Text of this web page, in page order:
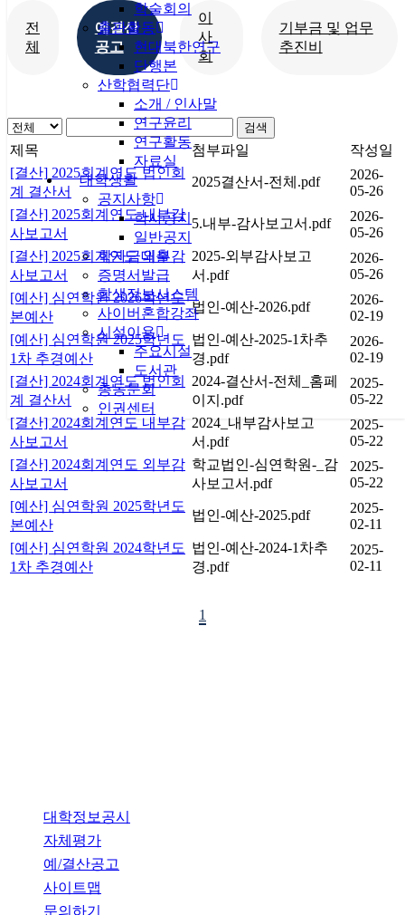
학술회의
출판활동
현대북한연구
단행본
산학협력단
소개 / 인사말
연구윤리
연구활동
자료실
대학생활
공지사항
학사공지
일반공지
학자금대출
증명서발급
학생정보시스템
사이버혼합강좌
시설이용
주요시설
도서관
총동문회
인권센터
전
체
예결산
공고
이
사
회
기부금 및 업무
추진비
검색
제목 첨부파일
작성일
[결산] 2025회계연도 법인회
계 결산서
2025결산서-전체.pdf
2026-
05-26
[결산] 2025회계연도 내부감
사보고서
5.내부-감사보고서.pdf
2026-
05-26
[결산] 2025회계연도 외부감
사보고서
2025-외부감사보고
서.pdf
2026-
05-26
[예산] 심연학원 2026학년도
본예산
법인-예산-2026.pdf
2026-
02-19
[예산] 심연학원 2025학년도
1차 추경예산
법인-예산-2025-1차추
경.pdf
2026-
02-19
[결산] 2024회계연도 법인회
계 결산서
2024-결산서-전체_홈페
이지.pdf
2025-
05-22
[결산] 2024회계연도 내부감
사보고서
2024_내부감사보고
서.pdf
2025-
05-22
[결산] 2024회계연도 외부감
사보고서
학교법인-심연학원-_감
사보고서.pdf
2025-
05-22
[예산] 심연학원 2025학년도
본예산
법인-예산-2025.pdf
2025-
02-11
[예산] 심연학원 2024학년도
1차 추경예산
법인-예산-2024-1차추
경.pdf
2025-
02-11
1
대학정보공시
자체평가
예/결산공고
사이트맵
문의하기